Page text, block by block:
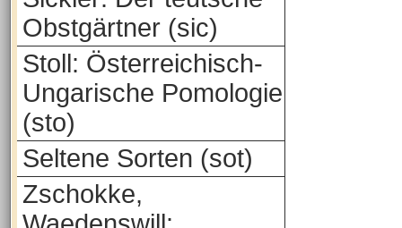
Obstgärtner (sic)
Stoll: Österreichisch-
Ungarische Pomologie
(sto)
Seltene Sorten (sot)
Zschokke,